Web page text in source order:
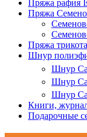
Пряжа рафия
Пряжа
Пряжа
Шнур
Шнур
Шнур
Шнур
Книги,
Подарочные